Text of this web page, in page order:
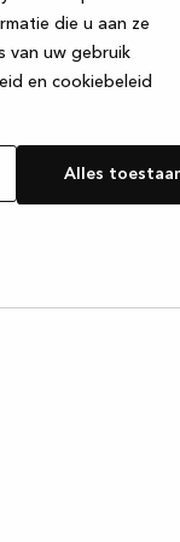
die u aan ze
van uw gebruik
en cookiebeleid
Alles
(see the